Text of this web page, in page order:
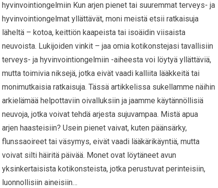
hyvinvointiongelmiin Kun arjen pienet tai suuremmat terveys- ja
hyvinvointiongelmat yllättävät, moni meistä etsii ratkaisuja
läheltä – kotoa, keittiön kaapeista tai isoäidin viisaista
neuvoista. Lukijoiden vinkit – jaa omia kotikonstejasi tavallisiin
terveys- ja hyvinvointiongelmiin -aiheesta voi löytyä yllättäviä,
mutta toimivia niksejä, jotka eivät vaadi kalliita lääkkeitä tai
monimutkaisia ratkaisuja. Tässä artikkelissa sukellamme näihin
arkielämää helpottaviin oivalluksiin ja jaamme käytännöllisiä
neuvoja, jotka voivat tehdä arjesta sujuvampaa. Mistä apua
arjen haasteisiin? Usein pienet vaivat, kuten päänsärky,
flunssaoireet tai väsymys, eivät vaadi lääkärikäyntiä, mutta
voivat silti häiritä päivää. Monet ovat löytäneet avun
yksinkertaisista kotikonsteista, jotka perustuvat perinteisiin,
luonnollisiin aineisiin…